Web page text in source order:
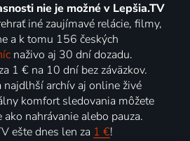
nie je možné v Lepšia.TV
iné zaujímavé relácie, filmy,
a k tomu 156 českých
naživo aj 30 dní dozadu.
1 € na 10 dní bez záväzkov.
najdlhší archív aj online živé
komfort sledovania môžete
nahrávanie alebo pauza.
ešte dnes len za 1 €!